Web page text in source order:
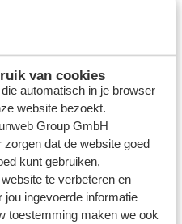
van cookies
automatisch in je browser
website bezoekt.
Group GmbH
dat de website goed
kunt gebruiken,
te verbeteren en
ingevoerde informatie
toestemming maken we ook
vanaf Brussels
jouw last minute
€250
p.p.